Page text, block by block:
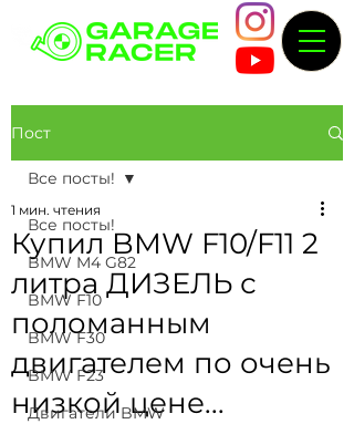
Пост
Все посты!
BMW M4 G82
BMW F10
BMW F30
BMW F23
Двигатели BMW
Все посты!
Купил BMW F10/F11 2
литра ДИЗЕЛЬ с
поломанным
двигателем по очень
низкой цене...
1 мин. чтения